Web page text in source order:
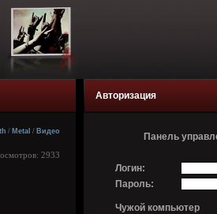
/ Metal / Видео
2933
Авторизация
Панель
Логин:
Пароль:
Чужой компьютер